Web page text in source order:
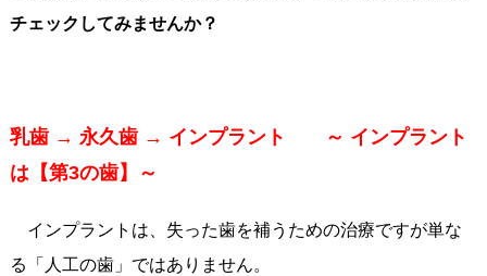
チェックしてみませんか？
乳歯 → 永久歯 → インプラント ～ インプラント
は【第3の歯】～
インプラントは、失った歯を補うための治療ですが単な
る「人工の歯」ではありません。